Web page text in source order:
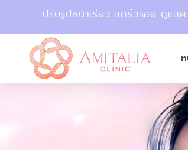
ปรับรูปหน้าเรียว ลดริ้วรอย ดูแ